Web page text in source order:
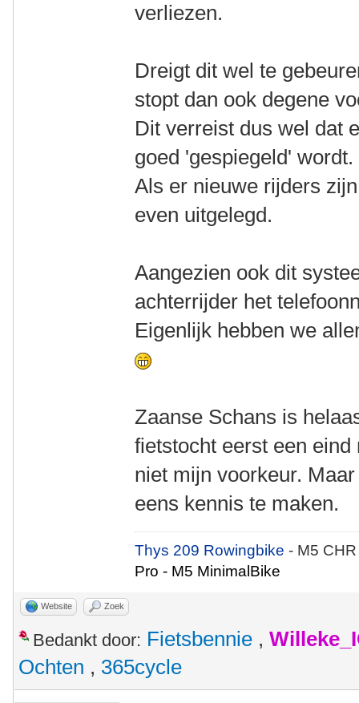
verliezen.
Dreigt dit wel te
stopt dan ook degene
Dit verreist dus wel dat
goed 'gespiegeld' wordt.
Als er nieuwe rijders
even uitgelegd.
Aangezien ook dit
achterrijder het
Eigenlijk hebben we
Zaanse Schans is
fietstocht eerst een
niet mijn voorkeur.
eens kennis te maken.
Thys 209 Rowingbike- M5
Pro - M5 MinimalBike
Website Zoek
Bedankt door: Fietsbennie ,
Ochten , 365cycle